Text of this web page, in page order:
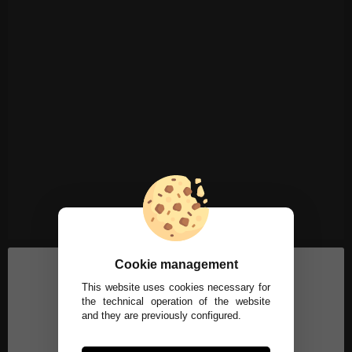
Cookie management
This website uses cookies necessary for
the technical operation of the website
and they are previously configured.